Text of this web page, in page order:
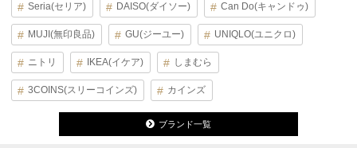
Seria(セリア) DAISO(ダイソー) Can Do(キャンドゥ)
MUJI(無印良品) GU(ジーユー) UNIQLO(ユニクロ)
ニトリ IKEA(イケア) しまむら
3COINS(スリーコインズ) カインズ
ブランド一覧